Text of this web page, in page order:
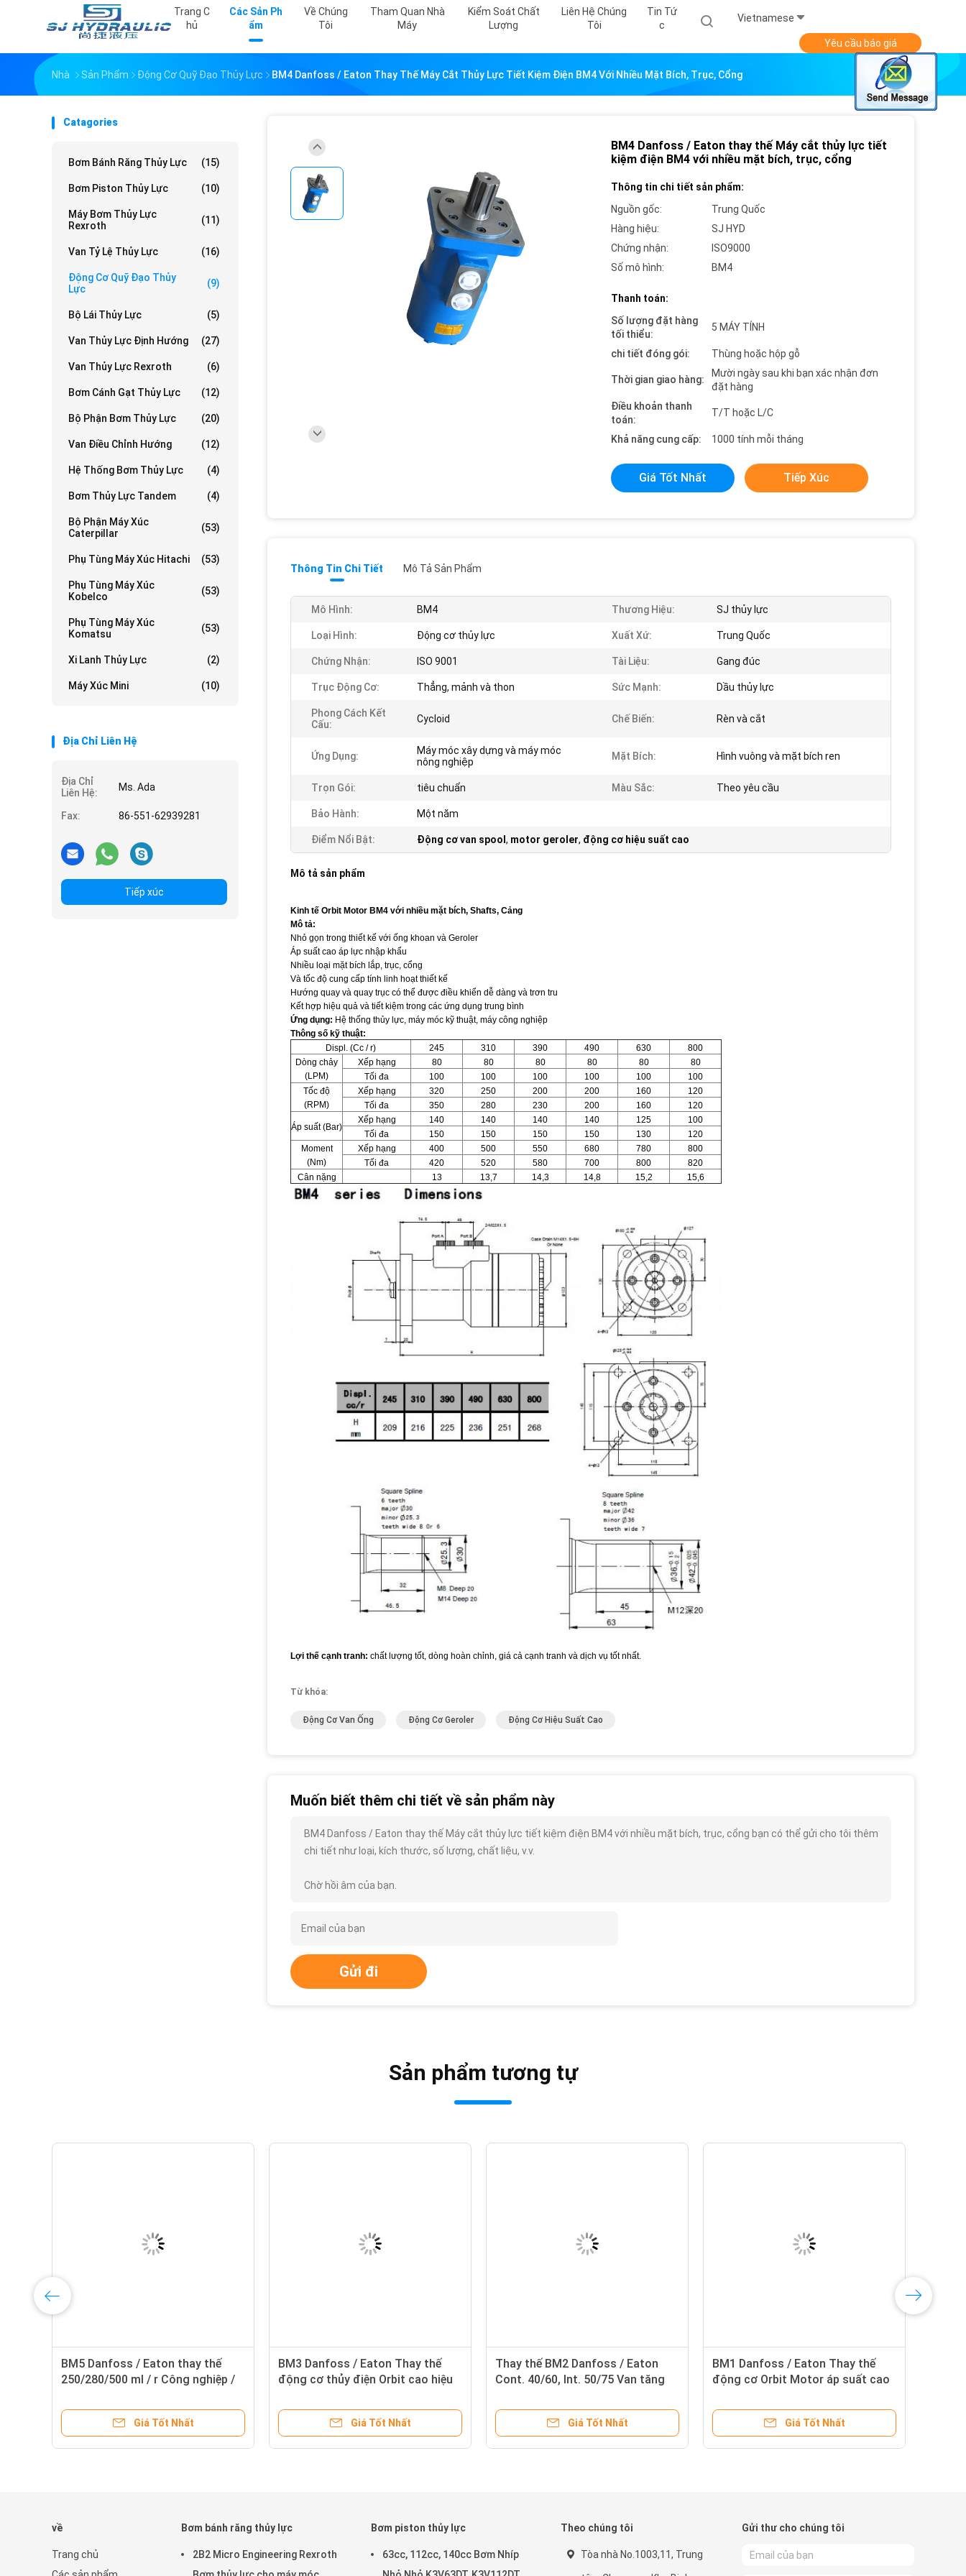
Trang C
Hủ
Các Sản Ph
Ẩm
Về Chúng
Tôi
Tham Quan Nhà
Máy
Kiểm Soát Chất
Lượng
Liên Hệ Chúng
Tôi
Tin Tứ
C
Vietnamese
Yêu cầu báo giá
Nhà Sản Phẩm Động Cơ Quỹ Đạo Thủy Lực BM4 Danfoss / Eaton Thay Thế Máy Cắt Thủy Lực Tiết Kiệm Điện BM4 Với Nhiều Mặt Bích, Trục, Cổng
Catagories
Bơm Bánh Răng Thủy Lực (15)
Bơm Piston Thủy Lực (10)
Máy Bơm Thủy Lực
Rexroth
(11)
Van Tỷ Lệ Thủy Lực (16)
Động Cơ Quỹ Đạo Thủy
Lực
(9)
Bộ Lái Thủy Lực (5)
Van Thủy Lực Định Hướng (27)
Van Thủy Lực Rexroth (6)
Bơm Cánh Gạt Thủy Lực (12)
Bộ Phận Bơm Thủy Lực (20)
Van Điều Chỉnh Hướng (12)
Hệ Thống Bơm Thủy Lực (4)
Bơm Thủy Lực Tandem (4)
Bộ Phận Máy Xúc
Caterpillar
(53)
Phụ Tùng Máy Xúc Hitachi (53)
Phụ Tùng Máy Xúc
Kobelco
(53)
Phụ Tùng Máy Xúc
Komatsu
(53)
Xi Lanh Thủy Lực (2)
Máy Xúc Mini (10)
Địa Chỉ Liên Hệ
Địa Chỉ
Liên Hệ:
Ms. Ada
Fax: 86-551-62939281
Tiếp xúc
BM4 Danfoss / Eaton thay thế Máy cắt thủy lực tiết
kiệm điện BM4 với nhiều mặt bích, trục, cổng
Thông tin chi tiết sản phẩm:
Nguồn gốc:
Trung Quốc
Hàng hiệu:
SJ HYD
Chứng nhận:
ISO9000
Số mô hình:
BM4
Thanh toán:
Số lượng đặt hàng
tối thiểu:
5 MÁY TÍNH
chi tiết đóng gói: Thùng hoặc hộp gỗ
Thời gian giao hàng:
Mười ngày sau khi bạn xác nhận đơn
đặt hàng
Điều khoản thanh
toán:
T/T hoặc L/C
Khả năng cung cấp: 1000 tính mỗi tháng
Giá Tốt Nhất Tiếp Xúc
Thông Tin Chi Tiết Mô Tả Sản Phẩm
Mô Hình: BM4 Thương Hiệu: SJ thủy lực
Loại Hình: Động cơ thủy lực Xuất Xứ: Trung Quốc
Chứng Nhận: ISO 9001 Tài Liệu: Gang đúc
Trục Động Cơ: Thẳng, mảnh và thon Sức Mạnh: Dầu thủy lực
Phong Cách Kết
Cấu:
Cycloid Chế Biến: Rèn và cắt
Ứng Dụng:
Máy móc xây dựng và máy móc
nông nghiệp
Mặt Bích: Hình vuông và mặt bích ren
Trọn Gói: tiêu chuẩn Màu Sắc: Theo yêu cầu
Bảo Hành: Một năm
Điểm Nổi Bật: Động cơ van spool , motor geroler, động cơ hiệu suất cao
Mô tả sản phẩm
Kinh tế Orbit Motor BM4 với nhiều mặt bích, Shafts, Cảng
Mô tả:
Nhỏ gọn trong thiết kế với ống khoan và Geroler
Áp suất cao áp lực nhập khẩu
Nhiều loại mặt bích lắp, trục, cổng
Và tốc độ cung cấp tính linh hoạt thiết kế
Hướng quay và quay trục có thể được điều khiển dễ dàng và trơn tru
Kết hợp hiệu quả và tiết kiệm trong các ứng dụng trung bình
Ứng dụng: Hệ thống thủy lực, máy móc kỹ thuật, máy công nghiệp
Thông số kỹ thuật:
Displ. (Cc / r)
245 310 390 490 630
800
Dòng chảy
(LPM)
Xếp hạng 80 80 80 80 80
80
Tối đa
100 100 100 100 100
100
Tốc độ
(RPM)
Xếp hạng 320 250 200 200 160
120
Tối đa
350 280 230 200 160 120
Áp suất (Bar)
Xếp hạng 140 140 140 140 125
100
Tối đa
150 150 150 150 130
120
Moment
(Nm)
Xếp hạng 400 500 550 680 780
800
Tối đa
420 520 580 700 800
820
Cân nặng
13 13,7 14,3 14,8 15,2 15,6
Lợi thế cạnh tranh: chất lượng tốt, dòng hoàn chỉnh, giá cả cạnh tranh và dịch vụ tốt nhất.
Từ khóa:
Động Cơ Van Ống Động Cơ Geroler Động Cơ Hiệu Suất Cao
Muốn biết thêm chi tiết về sản phẩm này
BM4 Danfoss / Eaton thay thế Máy cắt thủy lực tiết kiệm điện BM4 với nhiều mặt bích, trục, cổng bạn có thể gửi cho tôi thêm
chi tiết như loại, kích thước, số lượng, chất liệu, v.v.
Chờ hồi âm của bạn.
Gửi đi
Sản phẩm tương tự
BM5 Danfoss / Eaton thay thế
250/280/500 ml / r Công nghiệp /
BM5
Giá Tốt Nhất
BM3 Danfoss / Eaton Thay thế
động cơ thủy điện Orbit cao hiệu
Φ25 / Φ30 phẳng 8
Giá Tốt Nhất
Thay thế BM2 Danfoss / Eaton
Cont. 40/60, Int. 50/75 Van tăng
thủy lực BM2
Giá Tốt Nhất
BM1 Danfoss / Eaton Thay thế
động cơ Orbit Motor áp suất cao
Giá Tốt Nhất
về
Trang chủ
Bơm bánh răng thủy lực
2B2 Micro Engineering Rexroth
Bơm piston thủy lực
63cc, 112cc, 140cc Bơm Nhíp
Theo chúng tôi
Tòa nhà No.1003,11, Trung
Gửi thư cho chúng tôi